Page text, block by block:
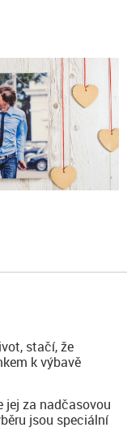
stačí, že
k výbavě
jej za nadčasovou
jsou speciální